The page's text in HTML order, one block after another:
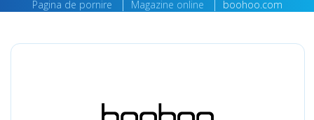
Pagina de pornire Magazine online boohoo.com